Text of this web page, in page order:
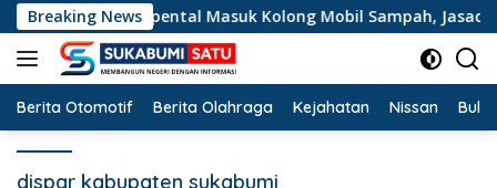
Langsung
ke
konten
Breaking News
Terpental Masuk Kolong Mobil Sampah, Jasad
Berita Otomotif Berita Olahraga Kejahatan Nissan
dispar kabupaten sukabumi